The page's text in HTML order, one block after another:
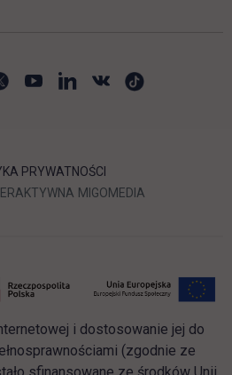
PRYWATNOŚCI
LINK OTWIERA SIĘ W
MIGOMEDIA
i dostosowanie jej do
(zgodnie ze